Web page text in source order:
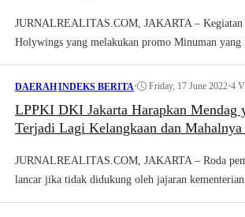
JURNALREALITAS.COM, JAKARTA – Kegiatan
Holywings yang melakukan promo Minuman yang
DAERAH|INDEKS BERITA• Friday, 17 June 2022•4
LPPKI DKI Jakarta Harapkan Mendag
Terjadi Lagi Kelangkaan dan
JURNALREALITAS.COM, JAKARTA – Roda
lancar jika tidak didukung oleh jajaran